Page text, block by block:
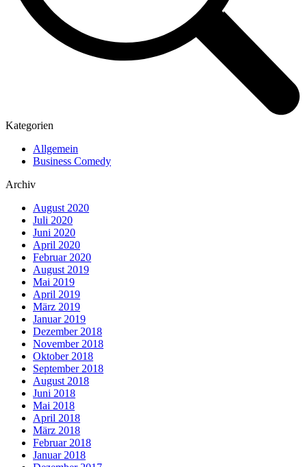
Kategorien
Allgemein
Business Comedy
Archiv
August 2020
Juli 2020
Juni 2020
April 2020
Februar 2020
August 2019
Mai 2019
April 2019
März 2019
Januar 2019
Dezember 2018
November 2018
Oktober 2018
September 2018
August 2018
Juni 2018
Mai 2018
April 2018
März 2018
Februar 2018
Januar 2018